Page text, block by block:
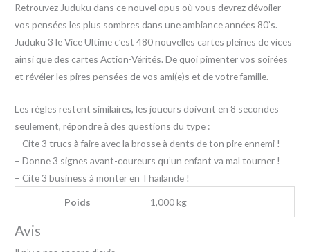
Retrouvez Juduku dans ce nouvel opus où vous devrez dévoiler
vos pensées les plus sombres dans une ambiance années 80’s.
Juduku 3 le Vice Ultime c’est 480 nouvelles cartes pleines de vices
ainsi que des cartes Action-Vérités. De quoi pimenter vos soirées
et révéler les pires pensées de vos ami(e)s et de votre famille.
Les règles restent similaires, les joueurs doivent en 8 secondes
seulement, répondre à des questions du type :
– Cite 3 trucs à faire avec la brosse à dents de ton pire ennemi !
– Donne 3 signes avant-coureurs qu’un enfant va mal tourner !
– Cite 3 business à monter en Thaïlande !
Poids 1,000 kg
Avis